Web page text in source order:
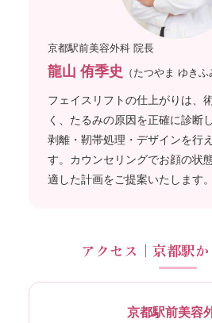
京都駅前美容外科 院長
龍山 侑季史 （たつやま ゆきふ
フェイスリフトの仕上がりは、
く、たるみの原因を正確に診断
剥離・靭帯処理・デザインを行
す。カウンセリングでお顔の状
適した計画をご提案いたします。
アクセス｜京都駅
京都駅前美容